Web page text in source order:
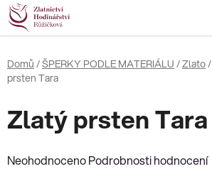
Přejít
na
obsah
Domů /ŠPERKY PODLE MATERIÁLU /Zlato/
prsten Tara
Zlatý prsten Tara
Průměrné
NeohodnocenoPodrobnosti hodnocení